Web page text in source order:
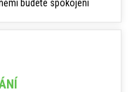
budete spokojeni